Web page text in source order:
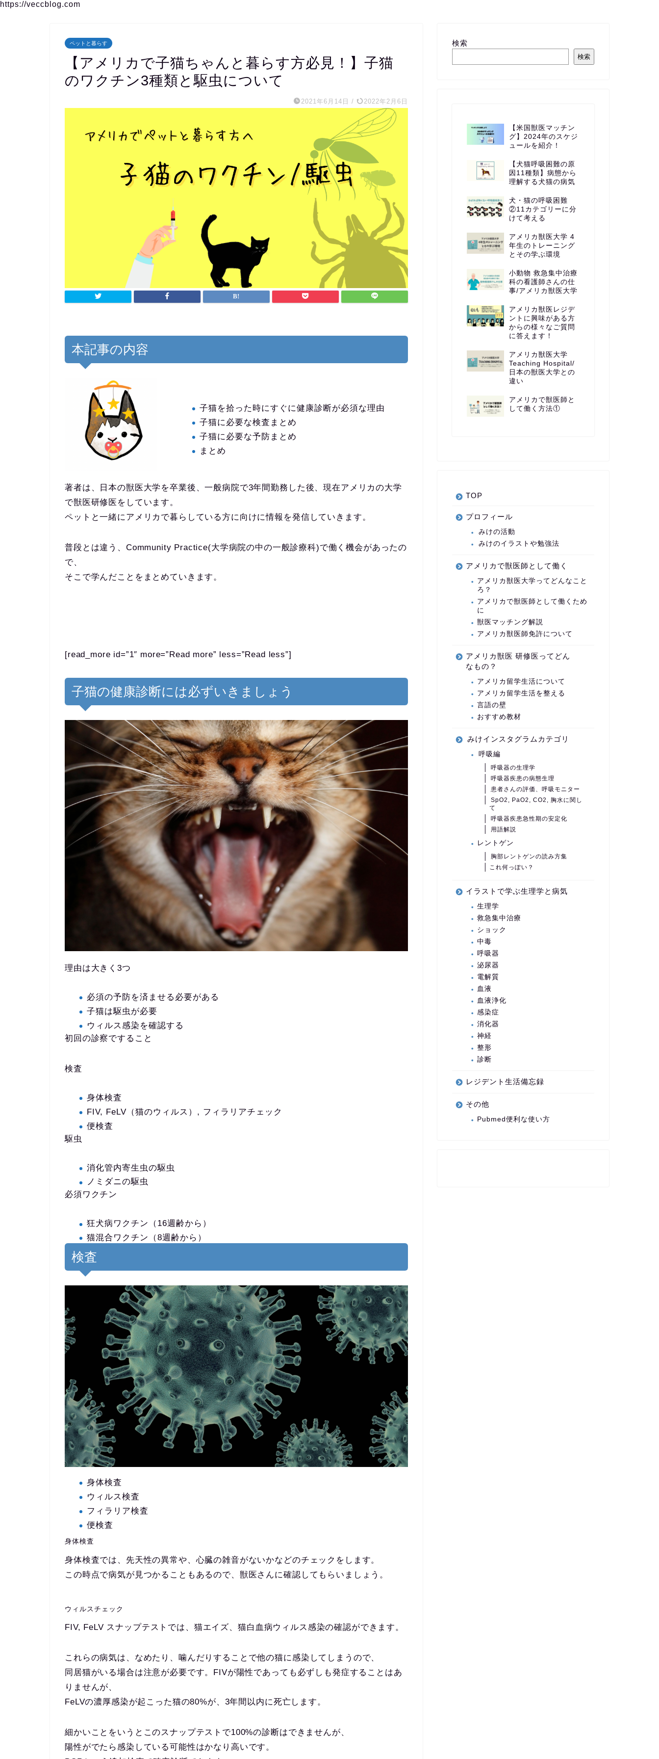
https://veccblog.com
ペットと暮らす
【アメリカで子猫ちゃんと暮らす方必見！】子猫
のワクチン3種類と駆虫について
2021年6月14日 / 2022年2月6日
本記事の内容
子猫を拾った時にすぐに健康診断が必須な理由
子猫に必要な検査まとめ
子猫に必要な予防まとめ
まとめ
著者は、日本の獣医大学を卒業後、一般病院で3年間勤務した後、現在アメリカの大学
で獣医研修医をしています。
ペットと一緒にアメリカで暮らしている方に向けに情報を発信していきます。
普段とは違う、Community Practice(大学病院の中の一般診療科)で働く機会があったの
で、
そこで学んだことをまとめていきます。
[read_more id=”1″ more=”Read more” less=”Read less”]
子猫の健康診断には必ずいきましょう
理由は大きく3つ
必須の予防を済ませる必要がある
子猫は駆虫が必要
ウィルス感染を確認する
初回の診察ですること
検査
身体検査
FIV, FeLV（猫のウィルス）, フィラリアチェック
便検査
駆虫
消化管内寄生虫の駆虫
ノミダニの駆虫
必須ワクチン
狂犬病ワクチン（16週齢から）
猫混合ワクチン（8週齢から）
検査
身体検査
ウィルス検査
フィラリア検査
便検査
身体検査
身体検査では、先天性の異常や、心臓の雑音がないかなどのチェックをします。
この時点で病気が見つかることもあるので、獣医さんに確認してもらいましょう。
ウィルスチェック
FIV, FeLV スナップテストでは、猫エイズ、猫白血病ウィルス感染の確認ができます。
これらの病気は、なめたり、噛んだりすることで他の猫に感染してしまうので、
同居猫がいる場合は注意が必要です。FIVが陽性であっても必ずしも発症することはあ
りませんが、
FeLVの濃厚感染が起こった猫の80%が、3年間以内に死亡します。
細かいことをいうとこのスナップテストで100%の診断はできませんが、
陽性がでたら感染している可能性はかなり高いです。
検索
検索
【米国獣医マッチン
グ】2024年のスケジ
ュールを紹介！
【犬猫呼吸困難の原
因11種類】病態から
理解する犬猫の病気
犬・猫の呼吸困難
②11カテゴリーに分
けて考える
アメリカ獣医大学 4
年生のトレーニング
とその学ぶ環境
小動物 救急集中治療
科の看護師さんの仕
事/アメリカ獣医大学
アメリカ獣医レジデ
ントに興味がある方
からの様々なご質問
に答えます！
アメリカ獣医大学
Teaching Hospital/
日本の獣医大学との
違い
アメリカで獣医師と
して働く方法①
TOP
プロフィール
みけの活動
みけのイラストや勉強法
アメリカで獣医師として働く
アメリカ獣医大学ってどんなこと
ろ？
アメリカで獣医師として働くため
に
獣医マッチング解説
アメリカ獣医師免許について
アメリカ獣医 研修医ってどん
なもの？
アメリカ留学生活について
アメリカ留学生活を整える
言語の壁
おすすめ教材
みけインスタグラムカテゴリ
呼吸編
呼吸器の生理学
呼吸器疾患の病態生理
患者さんの評価、呼吸モニター
SpO2, PaO2, CO2, 胸水に関し
て
呼吸器疾患急性期の安定化
用語解説
レントゲン
胸部レントゲンの読み方集
これ何っぽい？
イラストで学ぶ生理学と病気
生理学
救急集中治療
ショック
中毒
呼吸器
泌尿器
電解質
血液
血液浄化
感染症
消化器
神経
整形
診断
レジデント生活備忘録
その他
Pubmed便利な使い方